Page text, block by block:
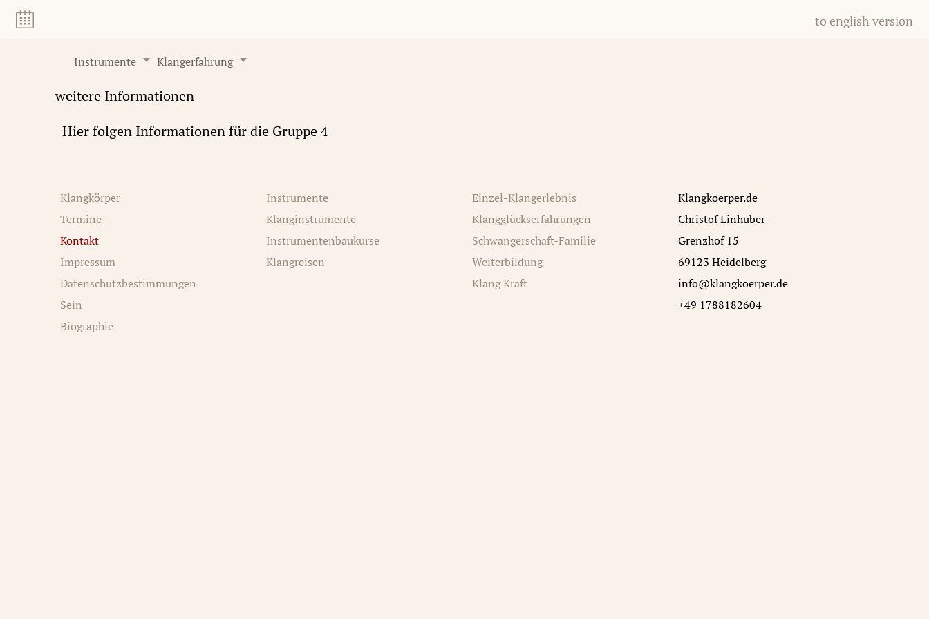
to english version
Instrumente Klangerfahrung
weitere Informationen
Hier folgen Informationen für die Gruppe 4
Klangkörper
Termine
Kontakt
Impressum
Datenschutzbestimmungen
Sein
Biographie
Instrumente
Klanginstrumente
Instrumentenbaukurse
Klangreisen
Einzel-Klangerlebnis
Klangglückserfahrungen
Schwangerschaft-Familie
Weiterbildung
Klang Kraft
Klangkoerper.de
Christof Linhuber
Grenzhof 15
69123 Heidelberg
info@klangkoerper.de
+49 1788182604